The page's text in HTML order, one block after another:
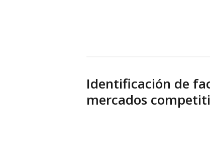
Identificación de
mercados